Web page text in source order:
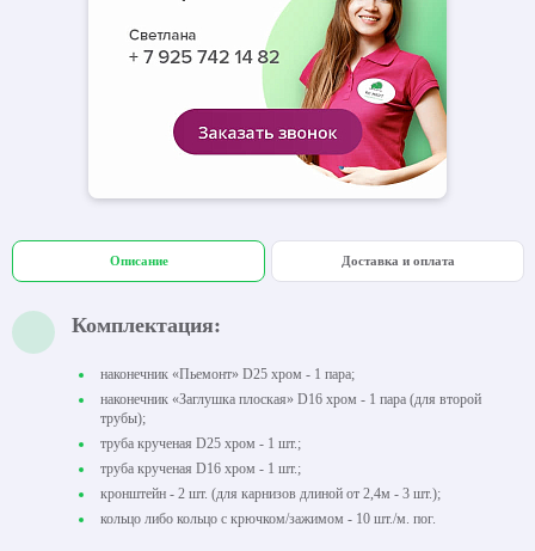
Описание Доставка и оплата
Комплектация:
наконечник «Пьемонт» D25 хром - 1 пара;
наконечник «Заглушка плоская» D16 хром - 1 пара (для второй
трубы);
труба крученая D25 хром - 1 шт.;
труба крученая D16 хром - 1 шт.;
кронштейн - 2 шт. (для карнизов длиной от 2,4м - 3 шт.);
кольцо либо кольцо с крючком/зажимом - 10 шт./м. пог.